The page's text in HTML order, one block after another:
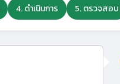
4. ดำเนินการ 5. ตรวจสอบ